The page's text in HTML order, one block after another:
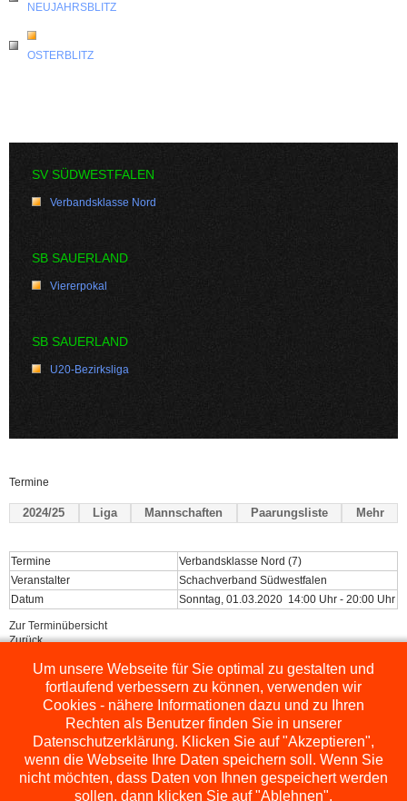
NEUJAHRSBLITZ
OSTERBLITZ
SV SÜDWESTFALEN
Verbandsklasse Nord
SB SAUERLAND
Viererpokal
SB SAUERLAND
U20-Bezirksliga
Termine
2024/25 Liga Mannschaften Paarungsliste Mehr
Termine
Verbandsklasse Nord (7)
Veranstalter
Schachverband Südwestfalen
Datum
Sonntag, 01.03.2020 14:00 Uhr - 20:00 Uhr
Zur Terminübersicht
Zurück
Powered by ChessLeagueManager
Um unsere Webseite für Sie optimal zu gestalten und
fortlaufend verbessern zu können, verwenden wir
Cookies - nähere Informationen dazu und zu Ihren
Rechten als Benutzer finden Sie in unserer
Datenschutzerklärung. Klicken Sie auf "Akzeptieren",
wenn die Webseite Ihre Daten speichern soll. Wenn Sie
nicht möchten, dass Daten von Ihnen gespeichert werden
sollen, dann klicken Sie auf "Ablehnen".